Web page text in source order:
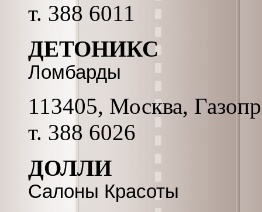
т. 388 6011
ДЕТОНИКС
Ломбарды
113405, Москва,
т. 388 6026
ДОЛЛИ
Салоны Красоты